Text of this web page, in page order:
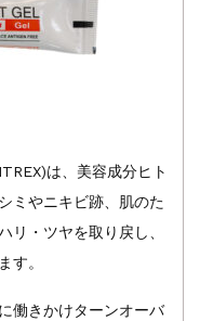
は、美容成分ヒト
ミやニキビ跡、肌のた
リ・ツヤを取り戻し、
す。
働きかけターンオーバ